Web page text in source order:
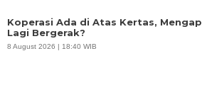
Koperasi Ada di Atas Kertas,
Lagi Bergerak?
8 August 2026 | 18:40 WIB